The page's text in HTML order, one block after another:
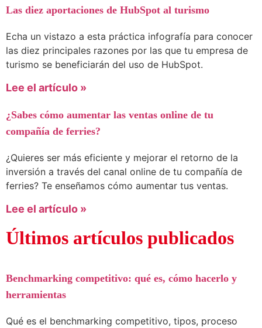
Las diez aportaciones de HubSpot al turismo
Echa un vistazo a esta práctica infografía para conocer
las diez principales razones por las que tu empresa de
turismo se beneficiarán del uso de HubSpot.
Lee el artículo »
¿Sabes cómo aumentar las ventas online de tu
compañía de ferries?
¿Quieres ser más eficiente y mejorar el retorno de la
inversión a través del canal online de tu compañía de
ferries? Te enseñamos cómo aumentar tus ventas.
Lee el artículo »
Últimos artículos publicados
Benchmarking competitivo: qué es, cómo hacerlo y
herramientas
Qué es el benchmarking competitivo, tipos, proceso